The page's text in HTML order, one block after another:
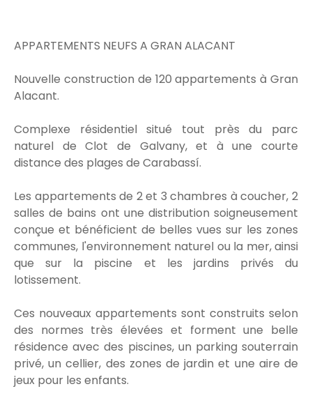
APPARTEMENTS NEUFS A GRAN ALACANT
Nouvelle construction de 120 appartements à Gran
Alacant.
Complexe résidentiel situé tout près du parc
naturel de Clot de Galvany, et à une courte
distance des plages de Carabassí.
Les appartements de 2 et 3 chambres à coucher, 2
salles de bains ont une distribution soigneusement
conçue et bénéficient de belles vues sur les zones
communes, l'environnement naturel ou la mer, ainsi
que sur la piscine et les jardins privés du
lotissement.
Ces nouveaux appartements sont construits selon
des normes très élevées et forment une belle
résidence avec des piscines, un parking souterrain
privé, un cellier, des zones de jardin et une aire de
jeux pour les enfants.